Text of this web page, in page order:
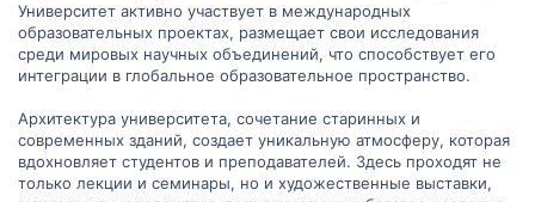
Университет активно участвует в международных
образовательных проектах, размещает свои исследования
среди мировых научных объединений, что способствует его
интеграции в глобальное образовательное пространство.
Архитектура университета, сочетание старинных и
современных зданий, создает уникальную атмосферу, которая
вдохновляет студентов и преподавателей. Здесь проходят не
только лекции и семинары, но и художественные выставки,